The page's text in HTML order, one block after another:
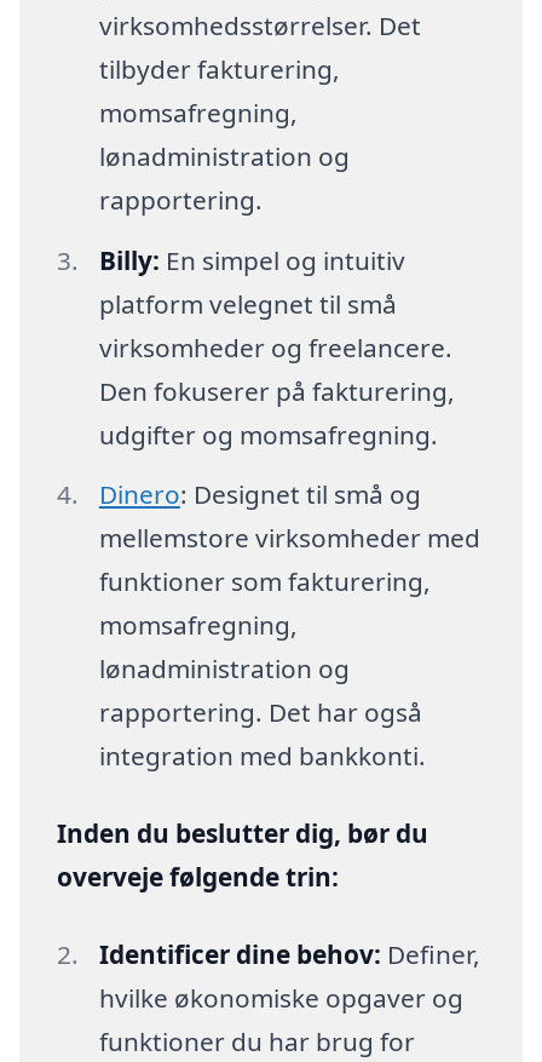
virksomhedsstørrelser. Det
tilbyder fakturering,
momsafregning,
lønadministration og
rapportering.
Billy: En simpel og intuitiv
platform velegnet til små
virksomheder og freelancere.
Den fokuserer på fakturering,
udgifter og momsafregning.
Dinero: Designet til små og
mellemstore virksomheder med
funktioner som fakturering,
momsafregning,
lønadministration og
rapportering. Det har også
integration med bankkonti.
Inden du beslutter dig, bør du
overveje følgende trin:
Identificer dine behov: Definer,
hvilke økonomiske opgaver og
funktioner du har brug for